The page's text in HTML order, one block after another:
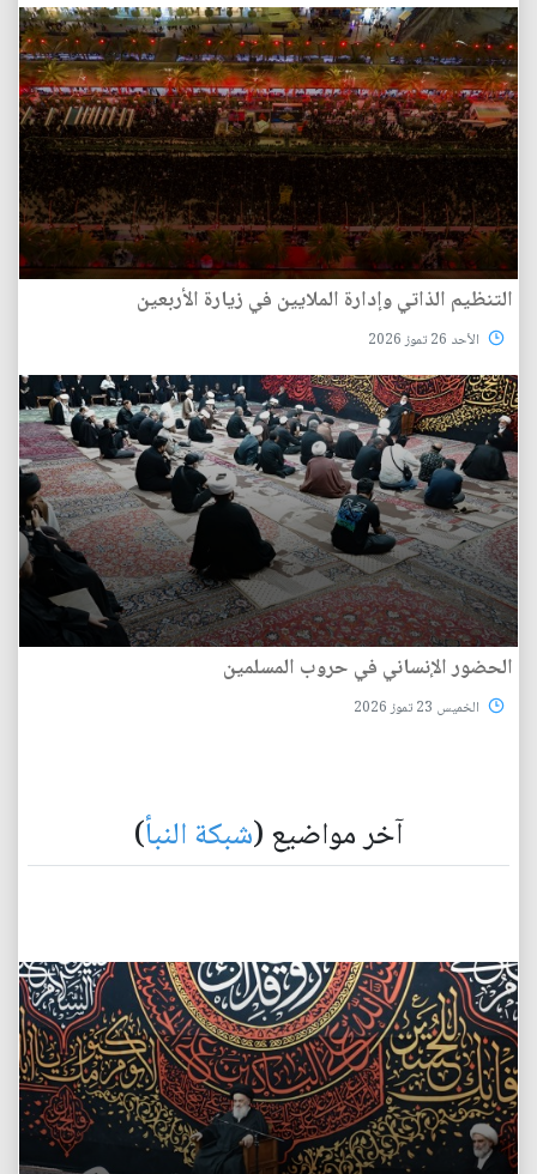
التنظيم الذاتي وإدارة الملايين في زيارة الأربعين
الأحد 26 تموز 2026
الحضور الإنساني في حروب المسلمين
الخميس 23 تموز 2026
آخر مواضيع (شبكة النبأ)